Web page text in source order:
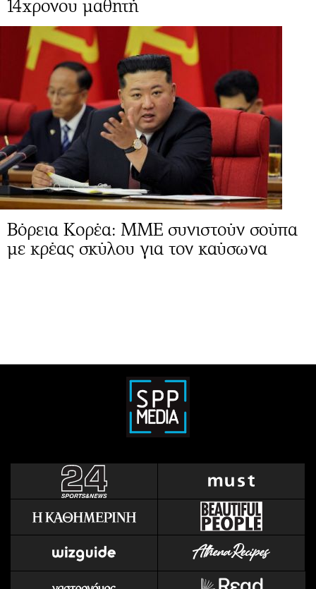
14χρονου μαθητή
Βόρεια Κορέα: ΜΜΕ συνιστούν σούπα
με κρέας σκύλου για τον καύσωνα